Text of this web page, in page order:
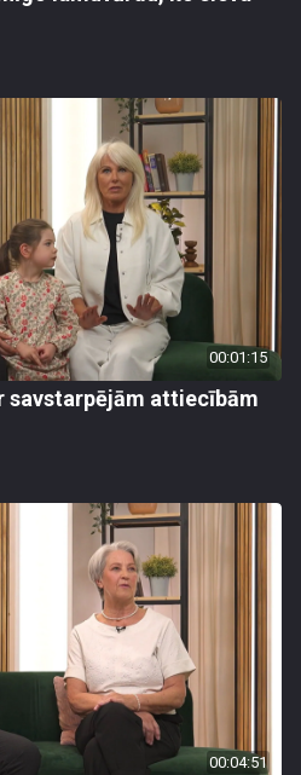
00:01:15
savstarpējām attiecībām
00:04:51